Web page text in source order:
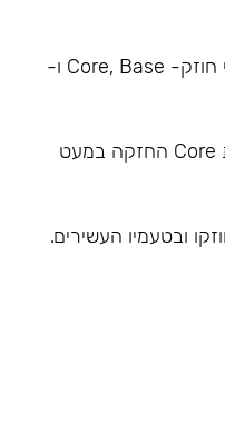
למותג ישנן שלוש סדרות טבק לפי חוזק- Core, Base ו-
בחנות שלנו ניתן למצוא את סדרת Core החזקה במעט